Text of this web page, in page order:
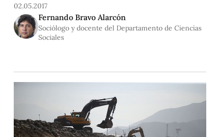
entre los peruanos. Como también se nos sindica que solo
reaccionamos ante una amenaza cuando esta ya se ha
consumado, pese a las advertencias. Los recientes desastres
que acompañaron
02.05.2017
Fernando Bravo Alarcón
Sociólogo y docente del Departamento de Ciencias
Sociales